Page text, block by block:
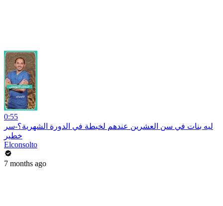
0:55
ليه بنات في سن العشرين عندهم لخبطة في الدورة الشهرية؟-سر
خطير
Elconsolto
7 months ago